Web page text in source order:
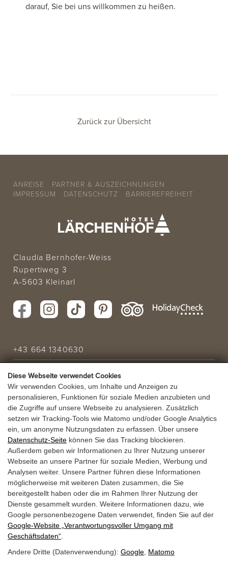
Diese Webseite verwendet Cookies
Wir verwenden Cookies, um Inhalte und Anzeigen zu
personalisieren, Funktionen für soziale Medien anzubieten und
die Zugriffe auf unsere Webseite zu analysieren. Zusätzlich
setzen wir Tracking-Tools wie Matomo und/oder Google Analytics
ein, um anonyme Nutzungsdaten zu erfassen. Über unsere
Datenschutz-Seite können Sie das Tracking blockieren.
Außerdem geben wir Informationen zu Ihrer Nutzung unserer
Webseite an unsere Partner für soziale Medien, Werbung und
Analysen weiter. Unsere Partner führen diese Informationen
möglicherweise mit weiteren Daten zusammen, die Sie
bereitgestellt haben oder die im Rahmen Ihrer Nutzung der
Dienste gesammelt wurden. Weitere Informationen dazu, wie
Google personenbezogene Daten verwendet, finden Sie auf der
Google‑Website „Verantwortungsvoller Umgang mit
Geschäftsdaten“
Andere Dritte (Datenverwendung): Google Matomo
darauf, Sie bei uns willkommen zu heißen.
Zurück zur Übersicht
ANREISE
PARTNER & AUSZEICHNUNGEN
IMPRESSUM
DATENSCHUTZ BARRIEREFREIHEIT
Claudia Bernhofer-Weiss
Rupertiweg 3
A-5603 Kleinarl
+43 664 1340630
info@laerchenhof.biz
Urlaubsanfrage
URLAUBSANGEBOT
GUTSCHEINE